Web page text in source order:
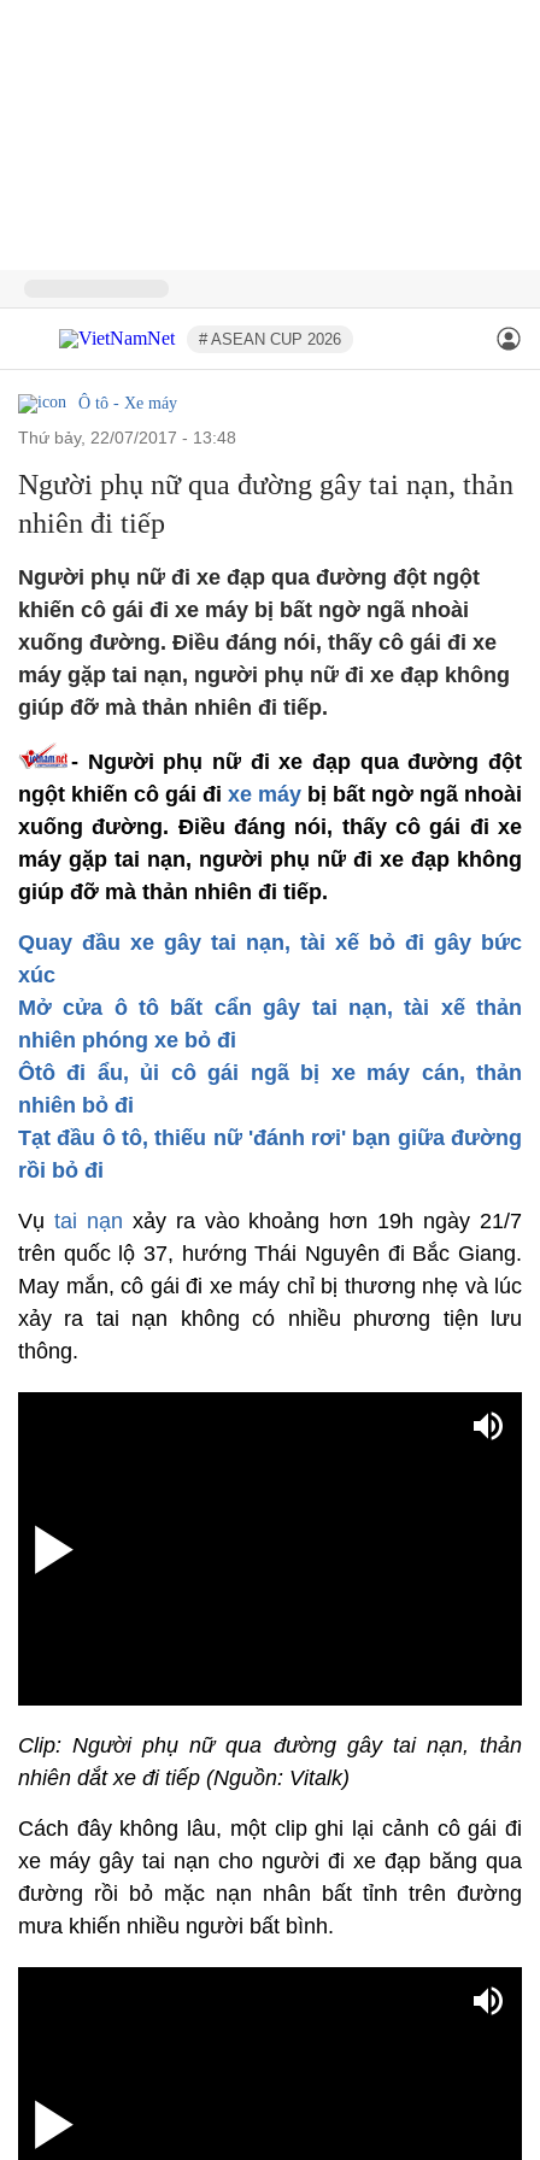
# ASEAN CUP 2026
Ô tô - Xe máy
thứ bảy, 22/07/2017 - 13:48
Người phụ nữ qua đường gây tai nạn, thản
nhiên đi tiếp
Người phụ nữ đi xe đạp qua đường đột ngột
khiến cô gái đi xe máy bị bất ngờ ngã nhoài
xuống đường. Điều đáng nói, thấy cô gái đi xe
máy gặp tai nạn, người phụ nữ đi xe đạp không
giúp đỡ mà thản nhiên đi tiếp.
- Người phụ nữ đi xe đạp qua đường đột
ngột khiến cô gái đi xe máy bị bất ngờ ngã nhoài
xuống đường. Điều đáng nói, thấy cô gái đi xe
máy gặp tai nạn, người phụ nữ đi xe đạp không
giúp đỡ mà thản nhiên đi tiếp.
Quay đầu xe gây tai nạn, tài xế bỏ đi gây bức
xúc
Mở cửa ô tô bất cẩn gây tai nạn, tài xế thản
nhiên phóng xe bỏ đi
Ôtô đi ẩu, ủi cô gái ngã bị xe máy cán, thản
nhiên bỏ đi
Tạt đầu ô tô, thiếu nữ 'đánh rơi' bạn giữa đường
rồi bỏ đi
Vụ tai nạn xảy ra vào khoảng hơn 19h ngày 21/7
trên quốc lộ 37, hướng Thái Nguyên đi Bắc Giang.
May mắn, cô gái đi xe máy chỉ bị thương nhẹ và lúc
xảy ra tai nạn không có nhiều phương tiện lưu
thông.
Clip: Người phụ nữ qua đường gây tai nạn, thản
nhiên dắt xe đi tiếp (Nguồn: Vitalk)
Cách đây không lâu, một clip ghi lại cảnh cô gái đi
xe máy gây tai nạn cho người đi xe đạp băng qua
đường rồi bỏ mặc nạn nhân bất tỉnh trên đường
mưa khiến nhiều người bất bình.